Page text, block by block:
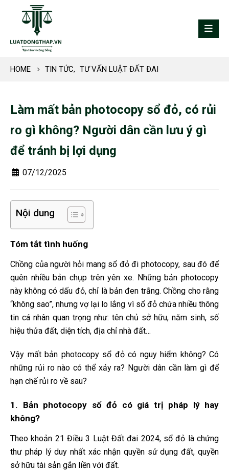
HOME TIN TỨC, TƯ VẤN LUẬT ĐẤT ĐAI
Làm mất bản photocopy sổ đỏ, có rủi
ro gì không? Người dân cần lưu ý gì
để tránh bị lợi dụng
07/12/2025
Nội dung
Tóm tắt tình huống
Chồng của người hỏi mang sổ đỏ đi photocopy, sau đó để
quên nhiều bản chụp trên yên xe. Những bản photocopy
này không có dấu đỏ, chỉ là bản đen trắng. Chồng cho rằng
“không sao”, nhưng vợ lại lo lắng vì sổ đỏ chứa nhiều thông
tin cá nhân quan trọng như: tên chủ sở hữu, năm sinh, số
hiệu thửa đất, diện tích, địa chỉ nhà đất…
Vậy mất bản photocopy sổ đỏ có nguy hiểm không? Có
những rủi ro nào có thể xảy ra? Người dân cần làm gì để
hạn chế rủi ro về sau?
1. Bản photocopy sổ đỏ có giá trị pháp lý hay
không?
Theo khoản 21 Điều 3 Luật Đất đai 2024, sổ đỏ là chứng
thư pháp lý duy nhất xác nhận quyền sử dụng đất, quyền
sở hữu tài sản gắn liền với đất.